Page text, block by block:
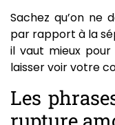
Sachez qu’on ne
par rapport à la
il vaut mieux
laisser voir votre
Les